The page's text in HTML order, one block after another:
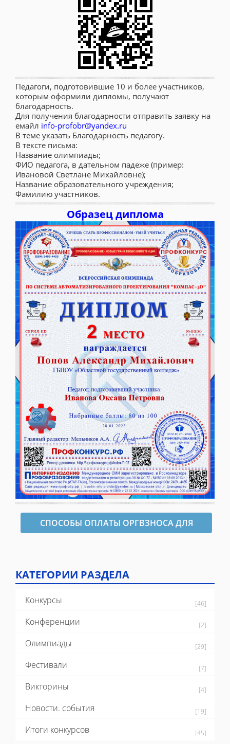
Педагоги, подготовившие 10 и более участников,
которым оформили дипломы, получают
благодарность.
Для получения благодарности отправить заявку на
емайл info-profobr@yandex.ru
В теме указать Благодарность педагогу.
В тексте письма:
Название олимпиады;
ФИО педагога, в дательном падеже (пример:
Ивановой Светлане Михайловне);
Название образовательного учреждения;
Фамилию участников.
Образец диплома
СПОСОБЫ ОПЛАТЫ ОРГВЗНОСА ДЛЯ
КАТЕГОРИИ РАЗДЕЛА
Конкурсы [46]
Конференции [2]
Олимпиады [29]
Фестивали [7]
Викторины [4]
Новости. события [19]
Итоги конкурсов [45]